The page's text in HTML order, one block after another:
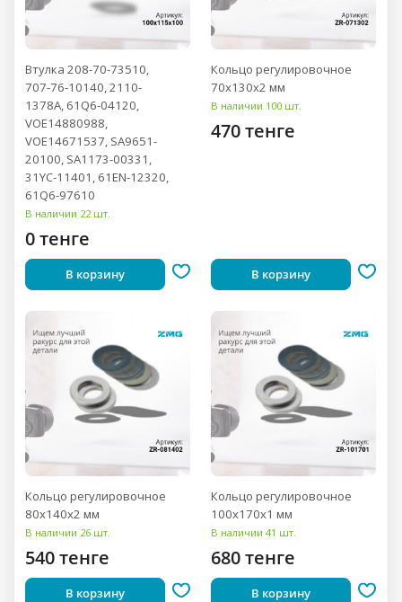
Втулка 208-70-73510,
707-76-10140, 2110-
1378A, 61Q6-04120,
VOE14880988,
VOE14671537, SA9651-
20100, SA1173-00331,
31YC-11401, 61EN-12320,
61Q6-97610
В наличии 22 шт.
0 тенге
В корзину
Кольцо регулировочное
70x130x2 мм
В наличии 100 шт.
470 тенге
В корзину
Кольцо регулировочное
80x140x2 мм
В наличии 26 шт.
540 тенге
В корзину
Кольцо регулировочное
100x170x1 мм
В наличии 41 шт.
680 тенге
В корзину